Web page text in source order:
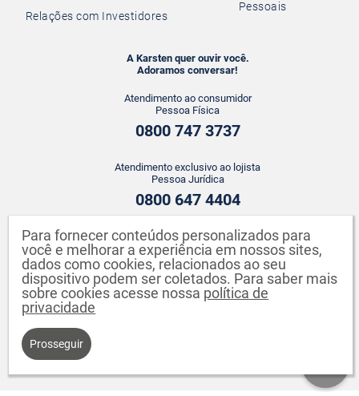
Relações com Investidores
Pessoais
ATENDIMENTO WHATSAPP
+55 43 3142-2149
A Karsten quer ouvir você.
Adoramos conversar!
Atendimento ao consumidor
Pessoa Física
0800 747 3737
Atendimento exclusivo ao lojista
Pessoa Jurídica
0800 647 4404
Karsten S.A. CNPJ: 82.640.558/0001-04. Endereço: Rua Johann Karsten,
Para fornecer conteúdos personalizados para
você e melhorar a experiência em nossos sites,
dados como cookies, relacionados ao seu
dispositivo podem ser coletados. Para saber mais
sobre cookies acesse nossa política de
privacidade
Prosseguir